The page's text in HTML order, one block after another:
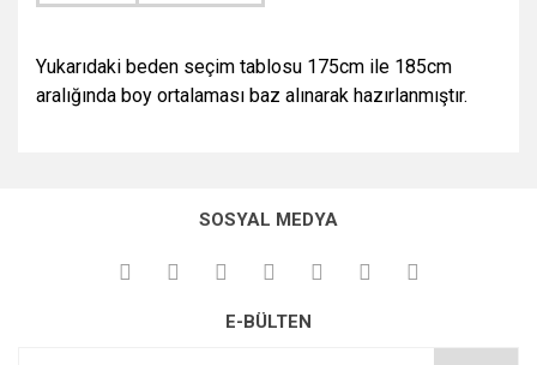
Yukarıdaki beden seçim tablosu 175cm ile 185cm
aralığında boy ortalaması baz alınarak hazırlanmıştır.
Yorum Yaz
Soru Sor
Görüş ve önerileriniz için teşekkür ederiz.
Ürün açıklamasında eksik bilgiler bulunuyor.
SOSYAL MEDYA
E-BÜLTEN